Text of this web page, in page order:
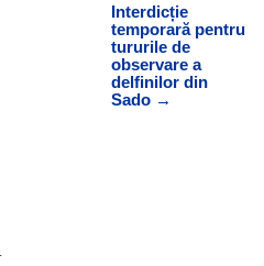
Interdicție
temporară pentru
tururile de
observare a
delfinilor din
Sado →